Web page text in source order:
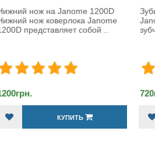
Зубья основные для коверлока
Janome 1200D Фирменная
зубчатая рейка ..
720грн.
КУПИТЬ